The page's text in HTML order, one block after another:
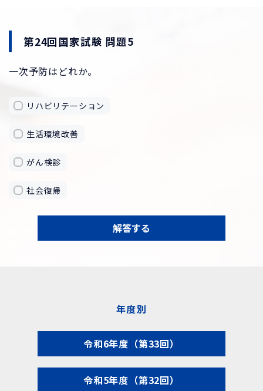
第24回国家試験 問題5
一次予防はどれか。
リハビリテーション
生活環境改善
がん検診
社会復帰
解答する
年度別
令和6年度（第33回）
令和5年度（第32回）